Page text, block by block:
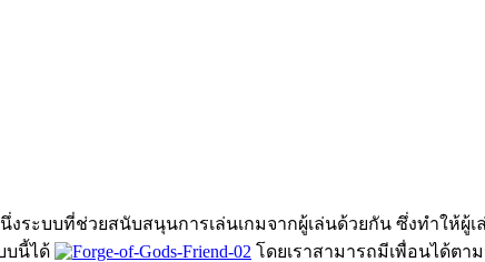
งระบบที่ช่วยสนับสนุนการเล่นเกมจากผู้เล่นด้วยกัน ซึ่งทำให้ผู้
บนี้ได้
โดยเราสามารถมีเพื่อนได้ต